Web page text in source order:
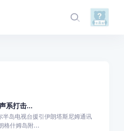
系打击...
岛电视台援引伊朗塔斯尼姆通讯
格什姆岛附...